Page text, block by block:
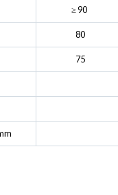
≥ 90
80
75